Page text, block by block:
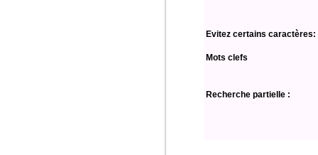
Evitez certains caractères:
Mots clefs
Recherche partielle :